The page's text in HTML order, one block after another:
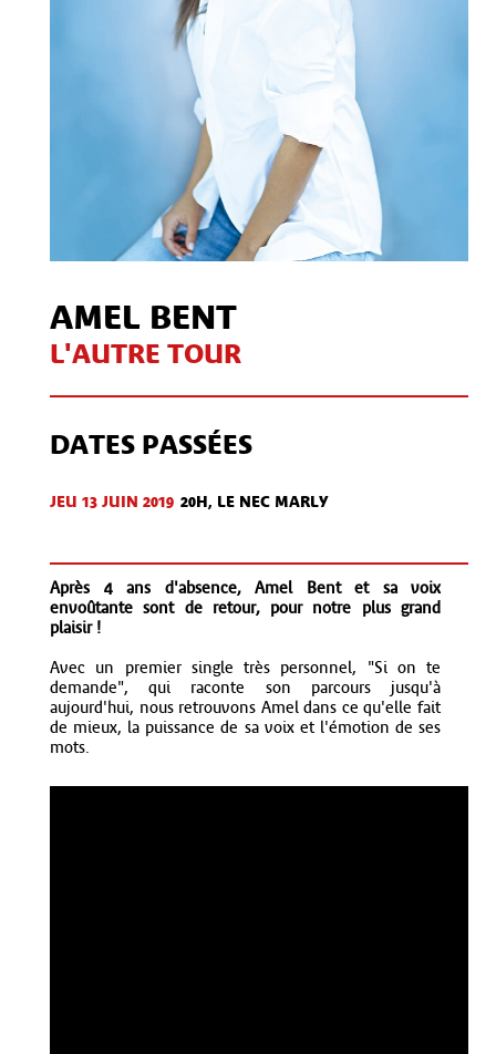
AMEL BENT
L'AUTRE TOUR
DATES PASSÉES
JEU 13 JUIN 2019 20H, LE NEC MARLY
Après 4 ans d'absence, Amel Bent et sa voix
envoûtante sont de retour, pour notre plus grand
plaisir !
Avec un premier single très personnel, "Si on te
demande", qui raconte son parcours jusqu'à
aujourd'hui, nous retrouvons Amel dans ce qu'elle fait
de mieux, la puissance de sa voix et l'émotion de ses
mots.